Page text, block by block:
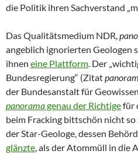
die Politik ihren Sachverstand
Das Qualitätsmedium NDR,
angeblich ignorierten Geologen
ihnen eine Plattform. Der
Bundesregierung“ (Zitat
der Bundesanstalt für
panoramagenau der Richtigefür
beim Fracking bittschön nicht
der Star-Geologe, dessen
glänzte, als der Atommüll in die